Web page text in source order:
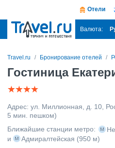
Отели
Валюта:
Travel.ru Бронирование отелей
Гостиница
Адрес: ул. Миллионная, д. 10
5 мин. пешком)
Ближайшие станции метро:
и
Адмиралтейская (950 м)